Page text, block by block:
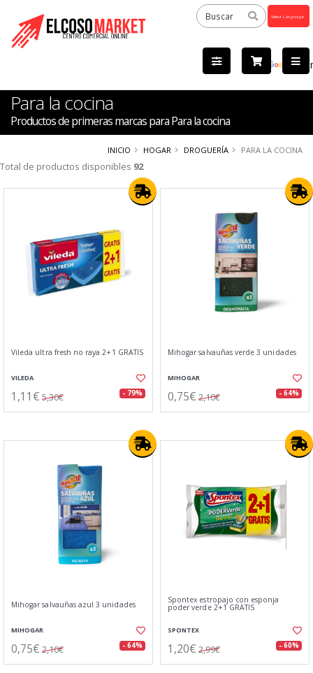
by
Para la cocina
Productos de primeras marcas para Para la cocina
INICIO HOGAR DROGUERÍA PARA LA COCINA
Total de productos disponibles 92
Vileda ultra fresh no raya 2+1 GRATIS
VILEDA
1,11€ 5,30€ - 79%
Mihogar salvauñas verde 3 unidades
MIHOGAR
0,75€ 2,10€ - 64%
Mihogar salvauñas azul 3 unidades
MIHOGAR
0,75€ 2,10€ - 64%
Spontex estropajo con esponja
poder verde 2+1 GRATIS
SPONTEX
1,20€ 2,99€ - 60%